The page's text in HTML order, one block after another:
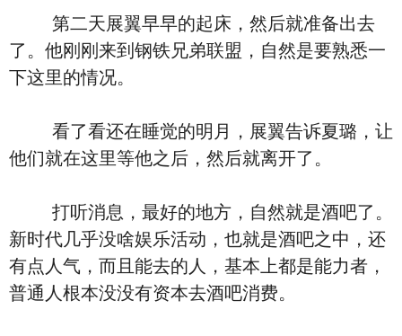
第二天展翼早早的起床，然后就准备出去
了。他刚刚来到钢铁兄弟联盟，自然是要熟悉一
下这里的情况。
看了看还在睡觉的明月，展翼告诉夏璐，让
他们就在这里等他之后，然后就离开了。
打听消息，最好的地方，自然就是酒吧了。
新时代几乎没啥娱乐活动，也就是酒吧之中，还
有点人气，而且能去的人，基本上都是能力者，
普通人根本没没有资本去酒吧消费。